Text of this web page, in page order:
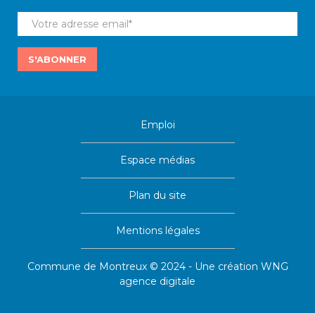
S'ABONNER
Emploi
Espace médias
Plan du site
Mentions légales
Commune de Montreux © 2024 - Une création WNG
agence digitale